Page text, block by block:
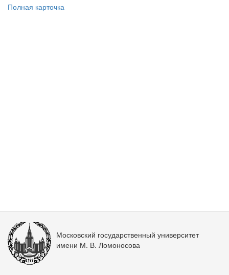
Полная карточка
Московский государственный университет
имени М. В. Ломоносова